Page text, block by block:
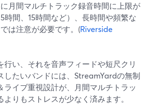
月間マルチトラック録音時間に上限が
時間、15時間など）、長時間や頻繁な
は注意が必要です。(Riverside
行い、それを音声フィードや短尺クリ
したいバンドには、StreamYardの無制
ライブ重視設計が、月間マルチトラッ
よりもストレスが少なく済みます。